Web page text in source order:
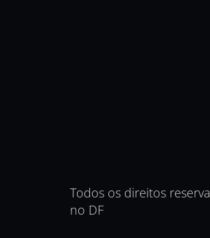
Todos os direitos
no DF